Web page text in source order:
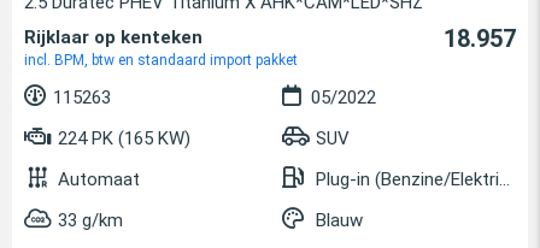
Rijklaar op kenteken
incl. BPM, btw en standaard import pakket
18.957
115263
05/2022
224 PK (165 KW)
SUV
Automaat
Plug-in (Benzine/Elektrisch)
33 g/km
Blauw